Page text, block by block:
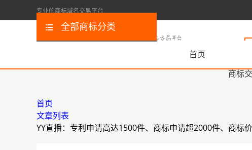
专业的商标域名交易平台
首页
商标
全部商标分类
首页
文章列表
YY直播：专利申请高达1500件、商标申请超2000件、商标